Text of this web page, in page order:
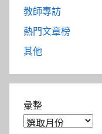
教師專訪
熱門文章榜
其他
彙整